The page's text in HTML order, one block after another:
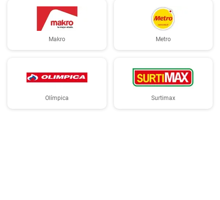
Makro Metro
Olímpica Surtimax